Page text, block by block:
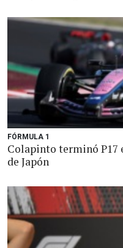
FÓRMULA 1
Colapinto terminó P17
de Japón